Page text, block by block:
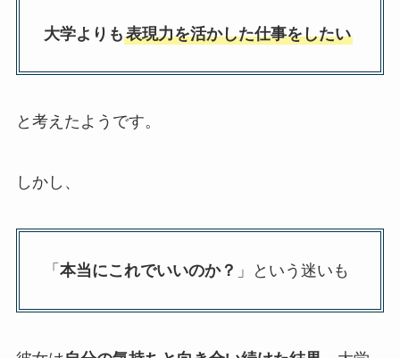
大学よりも表現力を活かした仕事をしたい
と考えたようです。
しかし、
「 本当にこれでいいのか？ 」という迷いも